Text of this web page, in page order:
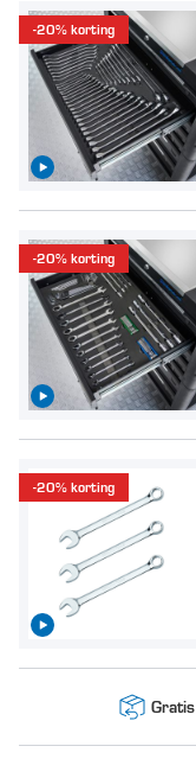
-20% korting
-20% korting
-20% korting